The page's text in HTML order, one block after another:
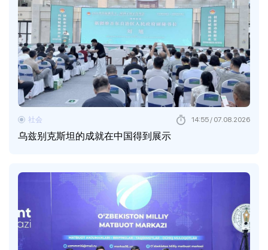
乌兹别克斯坦的成就在中国得到展示
社会 14:55 / 07.08.2026